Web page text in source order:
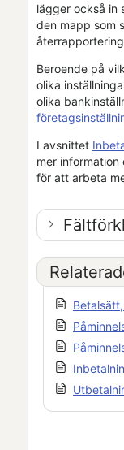
lägger också in
den mapp som
Beroende på
olika
olika
I avsnittet
mer information
för att arbeta